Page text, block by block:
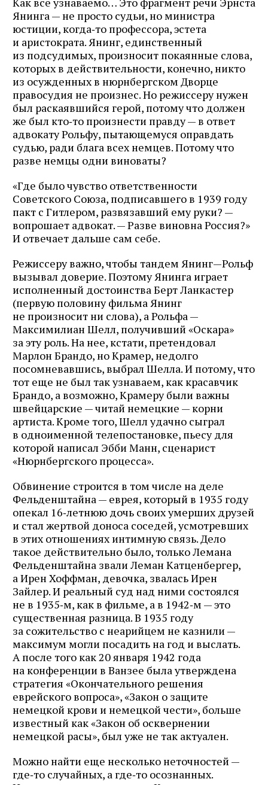
Янинга — не просто судьи, но министра
юстиции, когда‑то профессора, эстета
и аристократа. Янинг, единственный
из подсудимых, произносит покаянные слова,
которых в действительности, конечно, никто
из осужденных в нюрнбергском Дворце
правосудия не произнес. Но режиссеру нужен
был раскаявшийся герой, потому что должен
же был кто‑то произнести правду — в ответ
адвокату Рольфу, пытающемуся оправдать
судью, ради блага всех немцев. Потому что
разве немцы одни виноваты?
«Где было чувство ответственности
Советского Союза, подписавшего в 1939 году
пакт с Гитлером, развязавший ему руки? —
вопрошает адвокат. — Разве виновна Россия?»
И отвечает дальше сам себе.
Режиссеру важно, чтобы тандем Янинг—Рольф
вызывал доверие. Поэтому Янинга играет
исполненный достоинства Берт Ланкастер
(первую половину фильма Янинг
не произносит ни слова), а Рольфа —
Максимилиан Шелл, получивший «Оскара»
за эту роль. На нее, кстати, претендовал
Марлон Брандо, но Крамер, недолго
посомневавшись, выбрал Шелла. И потому, что
тот еще не был так узнаваем, как красавчик
Брандо, а возможно, Крамеру были важны
швейцарские — читай немецкие — корни
артиста. Кроме того, Шелл удачно сыграл
в одноименной телепостановке, пьесу для
которой написал Эбби Манн, сценарист
«Нюрнбергского процесса».
Обвинение строится в том числе на деле
Фельденштайна — еврея, который в 1935 году
опекал 16‑летнюю дочь своих умерших друзей
и стал жертвой доноса соседей, усмотревших
в этих отношениях интимную связь. Дело
такое действительно было, только Лемана
Фельденштайна звали Леман Катценбергер,
а Ирен Хоффман, девочка, звалась Ирен
Зайлер. И реальный суд над ними состоялся
не в 1935‑м, как в фильме, а в 1942‑м — это
существенная разница. В 1935 году
за сожительство с неарийцем не казнили —
максимум могли посадить на год и выслать.
А после того как 20 января 1942 года
на конференции в Ванзее была утверждена
стратегия «Окончательного решения
еврейского вопроса», «Закон о защите
немецкой крови и немецкой чести», больше
известный как «Закон об осквернении
немецкой расы», был уже не так актуален.
Можно найти еще несколько неточностей —
где‑то случайных, а где‑то осознанных.